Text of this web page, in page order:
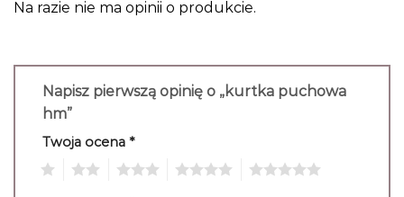
Na razie nie ma opinii o produkcie.
Napisz pierwszą opinię o „kurtka puchowa
hm”
Twoja ocena *